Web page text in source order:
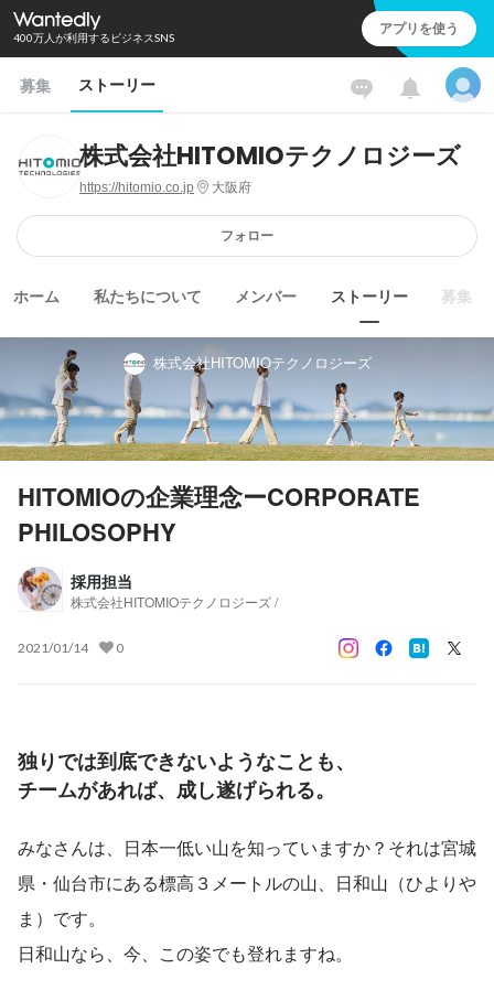
400万人が利用するビジネスSNS アプリを使う
募集 ストーリー
株式会社HITOMIOテクノロジーズ
https://hitomio.co.jp 大阪府
フォロー
ホーム 私たちについて メンバー ストーリー 募集
株式会社HITOMIOテクノロジーズ
HITOMIOの企業理念ーCORPORATE
PHILOSOPHY
採用担当
株式会社HITOMIOテクノロジーズ /
2021/01/14 0
独りでは到底できないようなことも、
チームがあれば、成し遂げられる。
みなさんは、日本一低い山を知っていますか？それは宮城
県・仙台市にある標高３メートルの山、日和山（ひよりや
ま）です。
日和山なら、今、この姿でも登れますね。